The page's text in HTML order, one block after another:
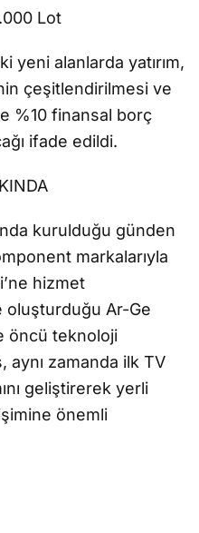
Lot
yeni alanlarda yatırım,
çeşitlendirilmesi ve
%10 finansal borç
ifade edildi.
kurulduğu günden
markalarıyla
hizmet
oluşturduğu Ar-Ge
öncü teknoloji
aynı zamanda ilk TV
geliştirerek yerli
önemli